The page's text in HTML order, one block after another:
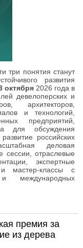
три понятия станут
развития
октября 2026 года в
девелоперских и
архитекторов,
и технологий,
предприятий,
для обсуждения
российских
деловая
сессии, отраслевые
экспертные
и мастер-классы с
международных
премия за
из дерева